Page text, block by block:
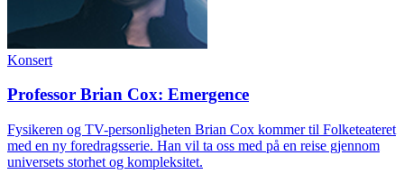
Konsert
Professor Brian Cox: Emergence
Fysikeren og TV-personligheten Brian Cox kommer til Folketeateret
med en ny foredragsserie. Han vil ta oss med på en reise gjennom
universets storhet og kompleksitet.